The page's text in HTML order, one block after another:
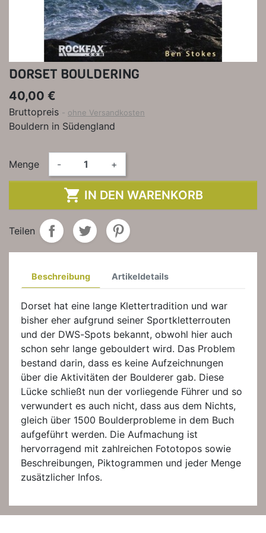
DORSET BOULDERING
40,00 €
Bruttopreis ohne Versandkosten
Bouldern in Südengland
Menge - +
 IN DEN WARENKORB
Teilen
Beschreibung Artikeldetails
Dorset hat eine lange Klettertradition und war
bisher eher aufgrund seiner Sportkletterrouten
und der DWS-Spots bekannt, obwohl hier auch
schon sehr lange gebouldert wird. Das Problem
bestand darin, dass es keine Aufzeichnungen
über die Aktivitäten der Boulderer gab. Diese
Lücke schließt nun der vorliegende Führer und so
verwundert es auch nicht, dass aus dem Nichts,
gleich über 1500 Boulderprobleme in dem Buch
aufgeführt werden. Die Aufmachung ist
hervorragend mit zahlreichen Fototopos sowie
Beschreibungen, Piktogrammen und jeder Menge
zusätzlicher Infos.